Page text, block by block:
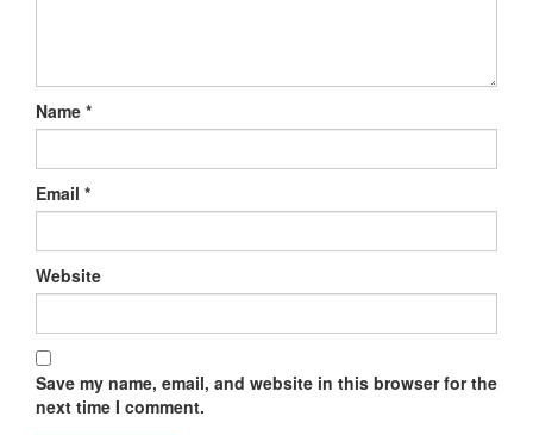
Name *
Email *
Website
Save my name, email, and website in this browser for the
next time I comment.